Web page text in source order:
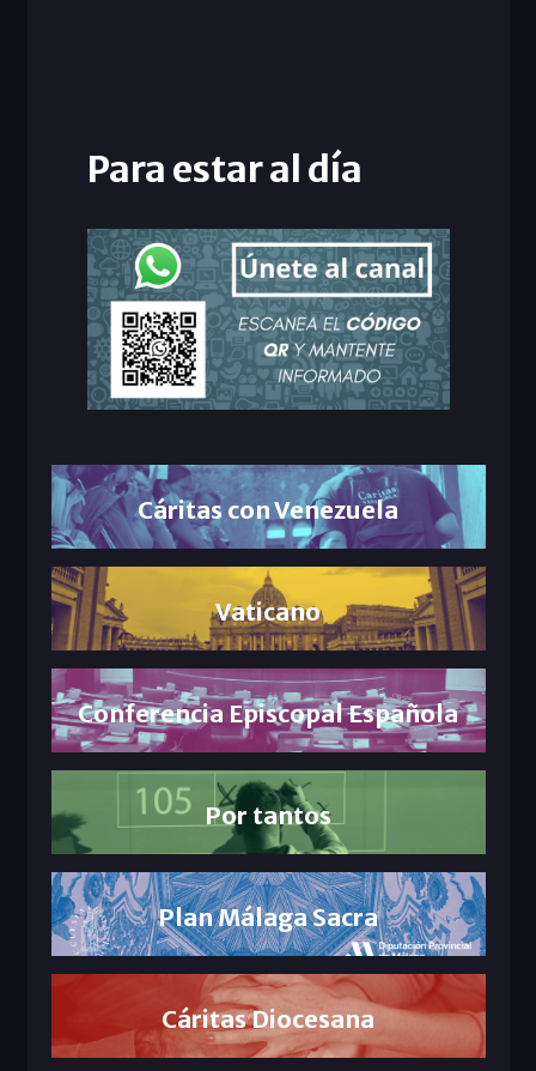
Para estar al día
Cáritas con Venezuela
Vaticano
Conferencia Episcopal Española
Por tantos
Plan Málaga Sacra
Cáritas Diocesana